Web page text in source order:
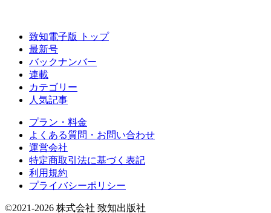
致知電子版 トップ
最新号
バックナンバー
連載
カテゴリー
人気記事
プラン・料金
よくある質問・お問い合わせ
運営会社
特定商取引法に基づく表記
利用規約
プライバシーポリシー
©2021-2026 株式会社 致知出版社